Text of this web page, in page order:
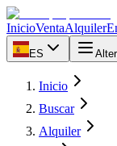
InicioVentaAlquiler
ES
Inicio
Buscar
Alquiler